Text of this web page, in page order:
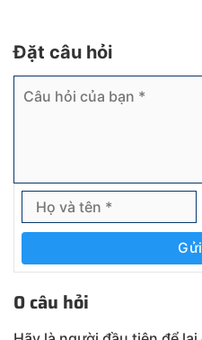
Đặt câu hỏi
0 câu hỏi